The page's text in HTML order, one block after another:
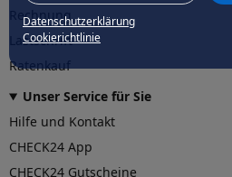
Datenschutzerklärung
Cookierichtlinie
Rechnung
Lastschrift
Ratenkauf
Unser Service für Sie
Hilfe und Kontakt
CHECK24 App
CHECK24 Gutscheine